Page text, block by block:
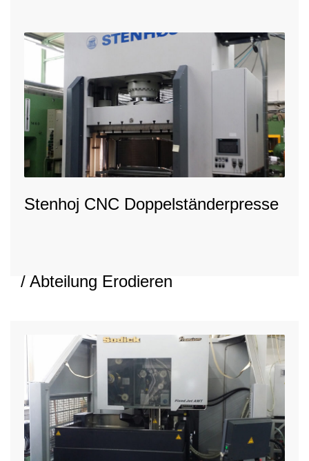
Stenhoj CNC Doppelständerpresse
/ Abteilung Erodieren